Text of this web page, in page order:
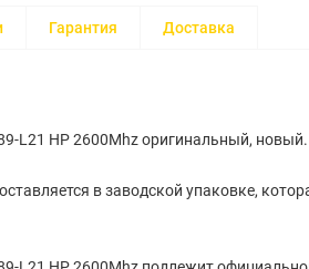
Гарантия Доставка
L21 HP 2600Mhz оригинальный, новый.
в заводской упаковке,